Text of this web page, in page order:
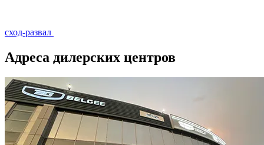
сход-развал
Адреса дилерских центров